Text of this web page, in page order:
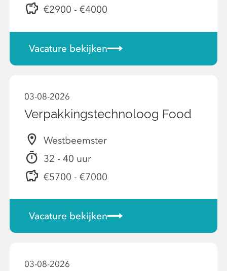
€2900 - €4000
Vacature bekijken
03-08-2026
Verpakkingstechnoloog Food
Westbeemster
32 - 40 uur
€5700 - €7000
Vacature bekijken
03-08-2026